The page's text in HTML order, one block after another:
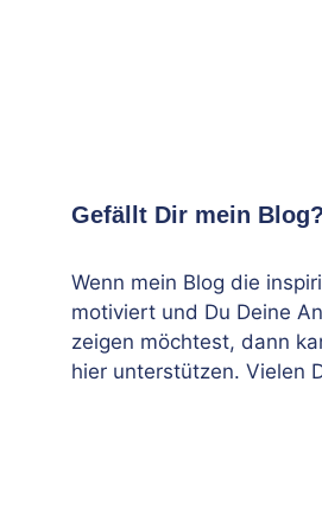
Gefällt Dir mein Blog?
Wenn mein Blog die
motiviert und Du Deine
zeigen möchtest, dann
hier unterstützen. Vielen